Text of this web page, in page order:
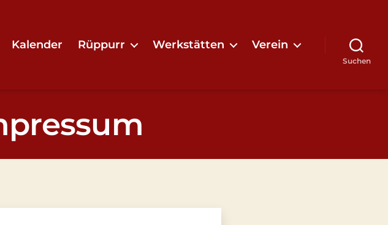
Kalender Rüppurr Werkstätten Verein
Suchen